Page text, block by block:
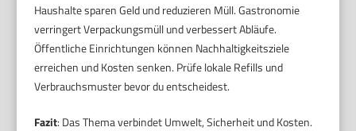
Haushalte sparen Geld und reduzieren Müll. Gastronomie
verringert Verpackungsmüll und verbessert Abläufe.
Öffentliche Einrichtungen können Nachhaltigkeitsziele
erreichen und Kosten senken. Prüfe lokale Refills und
Verbrauchsmuster bevor du entscheidest.
Fazit: Das Thema verbindet Umwelt, Sicherheit und Kosten.